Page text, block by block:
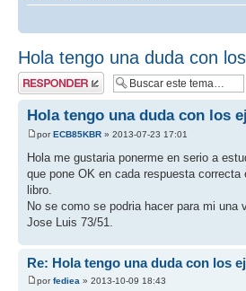
Hola tengo una duda con
Publicar una
respuesta
Hola tengo una duda con los
porECB85KBR » 2013-07-23 17:01
Hola me gustaria ponerme en serio a
que pone OK en cada respuesta
libro.
No se como se podria hacer para mi
Jose Luis 73/51.
Re: Hola tengo una duda con los
porfediea » 2013-10-09 18:43